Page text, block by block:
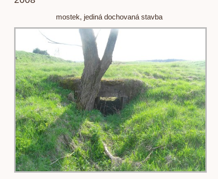
mostek, jediná dochovaná stavba